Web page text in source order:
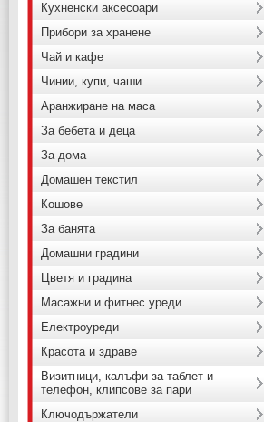
Кухненски аксесоари
Прибори за хранене
Чай и кафе
Чинии, купи, чаши
Аранжиране на маса
За бебета и деца
За дома
Домашен текстил
Кошове
За банята
Домашни градини
Цветя и градина
Масажни и фитнес уреди
Електроуреди
Красота и здраве
Визитници, калъфи за таблет и
телефон, клипсове за пари
Ключодържатели